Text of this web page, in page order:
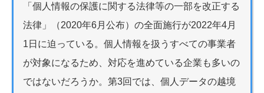
「個人情報の保護に関する法律等の一部を改正する
法律」（2020年6月公布）の全面施行が2022年4月
1日に迫っている。個人情報を扱うすべての事業者
が対象になるため、対応を進めている企業も多いの
ではないだろうか。第3回では、個人データの越境